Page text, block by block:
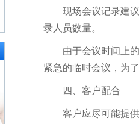
现场会议记录建
录人员数量。
由于会议时间上
紧急的临时会议，为
四、客户配合
客户应尽可能提